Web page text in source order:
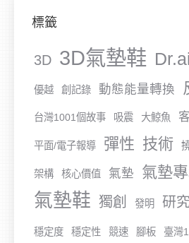
標籤
3D 3D氣墊鞋
優越 創記錄 動態能量轉換
台灣1001個故事 吸震 大鯨魚
平面/電子報導 彈性 技術
架構 核心價值 氣墊 氣墊專
氣墊鞋 獨創 發明 研
穩定度 穩定性 競速 腳板 臺灣